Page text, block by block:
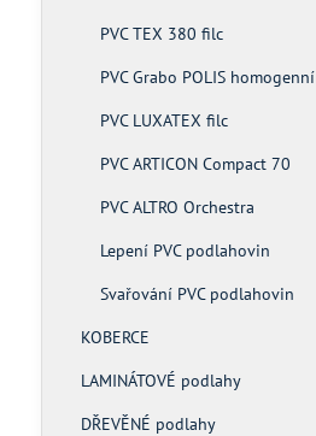
PVC TEX 380 filc
PVC Grabo POLIS homogenní
PVC LUXATEX filc
PVC ARTICON Compact 70
PVC ALTRO Orchestra
Lepení PVC podlahovin
Svařování PVC podlahovin
KOBERCE
LAMINÁTOVÉ podlahy
DŘEVĚNÉ podlahy